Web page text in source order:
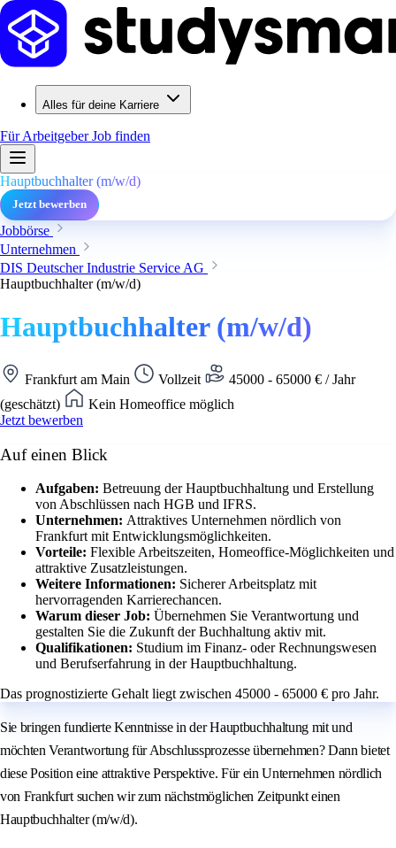
Alles für deine Karriere
Für ArbeitgeberJob finden
Hauptbuchhalter (m/w/d)
Jetzt bewerben
Jobbörse
Unternehmen
DIS Deutscher Industrie Service AG
Hauptbuchhalter (m/w/d)
Hauptbuchhalter (m/w/d)
Frankfurt am Main Vollzeit
45000 - 65000 € / Jahr
(geschätzt)
Kein Homeoffice möglich
Jetzt bewerben
Auf einen Blick
Aufgaben: Betreuung der Hauptbuchhaltung und Erstellung
von Abschlüssen nach HGB und IFRS.
Unternehmen: Attraktives Unternehmen nördlich von
Frankfurt mit Entwicklungsmöglichkeiten.
Vorteile: Flexible Arbeitszeiten, Homeoffice-Möglichkeiten und
attraktive Zusatzleistungen.
Weitere Informationen: Sicherer Arbeitsplatz mit
hervorragenden Karrierechancen.
Warum dieser Job: Übernehmen Sie Verantwortung und
gestalten Sie die Zukunft der Buchhaltung aktiv mit.
Qualifikationen: Studium im Finanz- oder Rechnungswesen
und Berufserfahrung in der Hauptbuchhaltung.
Das prognostizierte Gehalt liegt zwischen 45000 - 65000 € pro Jahr.
Sie bringen fundierte Kenntnisse in der Hauptbuchhaltung mit und
möchten Verantwortung für Abschlussprozesse übernehmen? Dann bietet
diese Position eine attraktive Perspektive. Für ein Unternehmen nördlich
von Frankfurt suchen wir zum nächstmöglichen Zeitpunkt einen
Hauptbuchhalter (m/w/d).